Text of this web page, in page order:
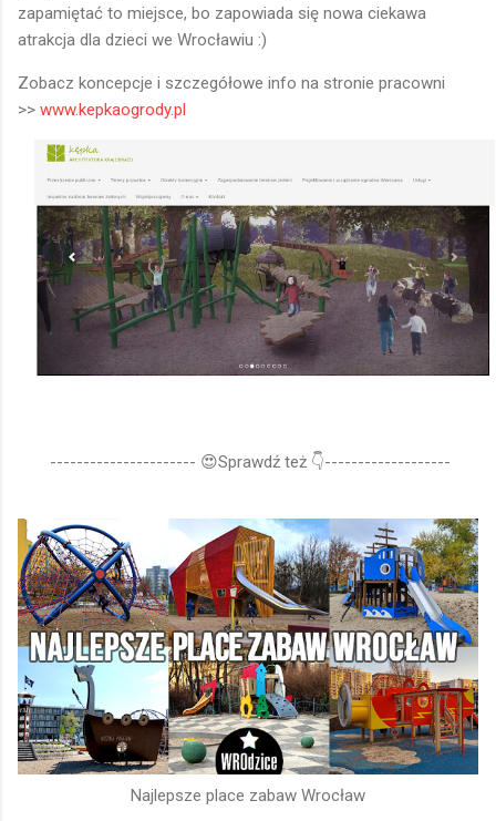
zapamiętać to miejsce, bo zapowiada się nowa ciekawa
atrakcja dla dzieci we Wrocławiu :)
Zobacz koncepcje i szczegółowe info na stronie pracowni
>> www.kepkaogrody.pl
---------------------- 😍Sprawdź też 👇-------------------
Najlepsze place zabaw Wrocław